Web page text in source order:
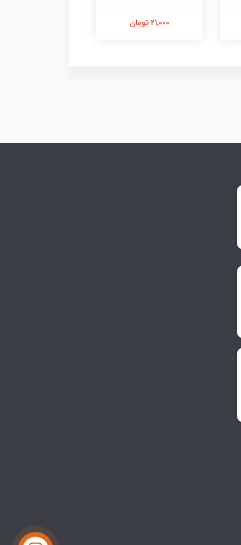
21,000 تومان